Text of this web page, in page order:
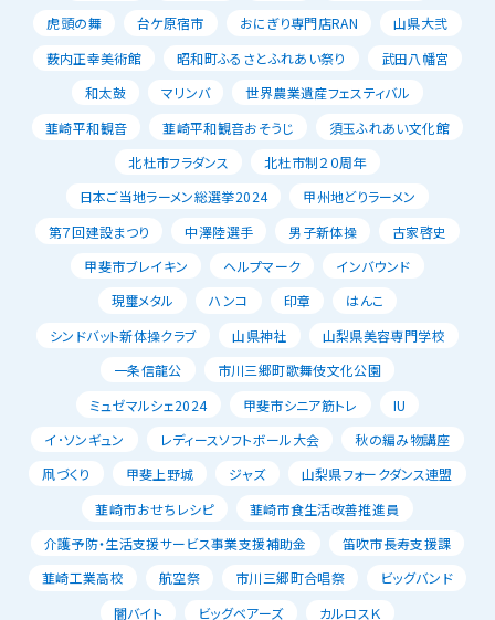
虎頭の舞
台ケ原宿市 おにぎり専門店RAN
山県大弐
薮内正幸美術館
昭和町ふるさとふれあい祭り
武田八幡宮
和太鼓
マリンバ
世界農業遺産フェスティバル
韮崎平和観音
韮崎平和観音おそうじ
須玉ふれあい文化館
北杜市フラダンス
北杜市制２０周年
日本ご当地ラーメン総選挙2024
甲州地どりラーメン
第７回建設まつり
中澤陸選手 男子新体操
古家啓史
甲斐市ブレイキン
ヘルプマーク
インバウンド
現璽メタル
ハンコ 印章
はんこ
シンドバット新体操クラブ
山県神社
山梨県美容専門学校
一条信龍公
市川三郷町歌舞伎文化公園
ミュゼマルシェ2024
甲斐市シニア筋トレ
IU
イ･ソンギュン
レディースソフトボール大会
秋の編み物講座
凧づくり
甲斐上野城 ジャズ
山梨県フォークダンス連盟
韮崎市おせちレシピ
韮崎市食生活改善推進員
介護予防・生活支援サービス事業支援補助金
笛吹市長寿支援課
韮崎工業高校
航空祭 市川三郷町合唱祭
ビッグバンド
闇バイト
ビッグベアーズ
カルロスＫ